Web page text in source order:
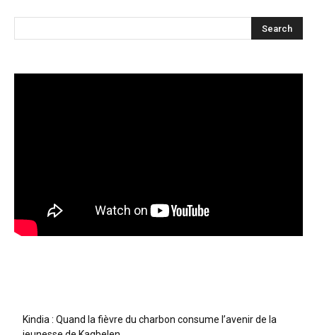
Kindia : Quand la fièvre du charbon consume l’avenir de la